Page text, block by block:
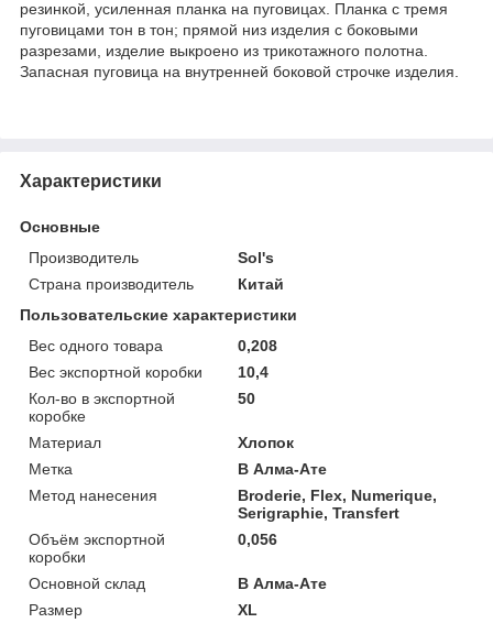
резинкой, усиленная планка на пуговицах. Планка с тремя
пуговицами тон в тон; прямой низ изделия с боковыми
разрезами, изделие выкроено из трикотажного полотна.
Запасная пуговица на внутренней боковой строчке изделия.
Характеристики
Основные
Производитель
Sol's
Страна производитель
Китай
Пользовательские характеристики
Вес одного товара
0,208
Вес экспортной коробки
10,4
Кол-во в экспортной
коробке
50
Материал
Хлопок
Метка
В Алма-Ате
Метод нанесения
Broderie, Flex, Numerique,
Serigraphie, Transfert
Объём экспортной
коробки
0,056
Основной склад
В Алма-Ате
Размер
XL